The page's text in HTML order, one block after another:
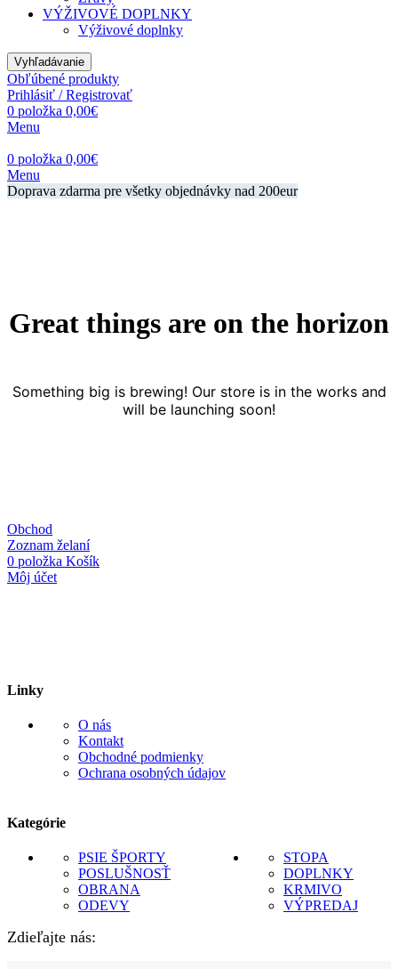
VÝŽIVOVÉ DOPLNKY
Výživové doplnky
Vyhľadávanie
Obľúbené produkty
Prihlásiť / Registrovať
0 položka 0,00€
Menu
0 položka 0,00€
Menu
Doprava zdarma pre všetky objednávky nad 200eur
Great things are on the horizon
Something big is brewing! Our store is in the works and
will be launching soon!
Obchod
Zoznam želaní
0 položka Košík
Môj účet
Linky
O nás
Kontakt
Obchodné podmienky
Ochrana osobných údajov
Kategórie
PSIE ŠPORTY
POSLUŠNOSŤ
OBRANA
ODEVY
STOPA
DOPLNKY
KRMIVO
VÝPREDAJ
Zdieľajte nás: